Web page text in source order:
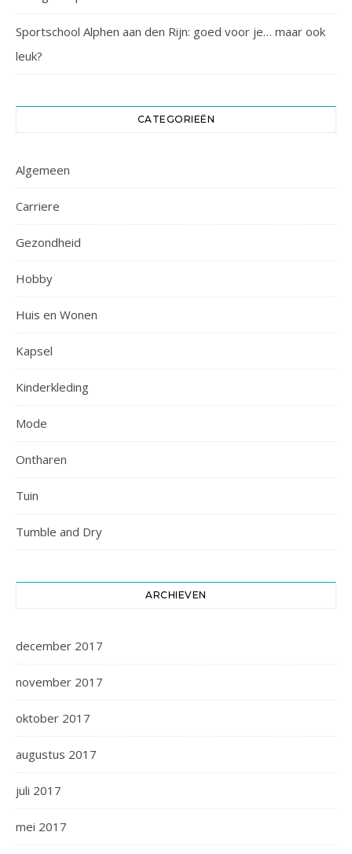
Sportschool Alphen aan den Rijn: goed voor je… maar ook
leuk?
CATEGORIEËN
Algemeen
Carriere
Gezondheid
Hobby
Huis en Wonen
Kapsel
Kinderkleding
Mode
Ontharen
Tuin
Tumble and Dry
ARCHIEVEN
december 2017
november 2017
oktober 2017
augustus 2017
juli 2017
mei 2017